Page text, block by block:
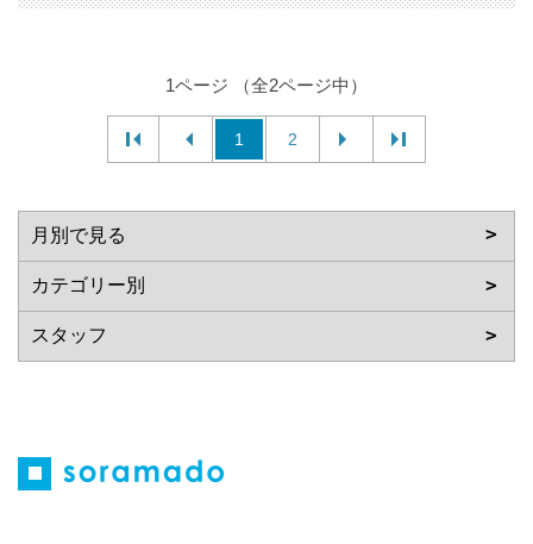
1ページ （全2ページ中）
1 2